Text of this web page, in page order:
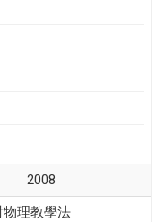
2008
理教學法